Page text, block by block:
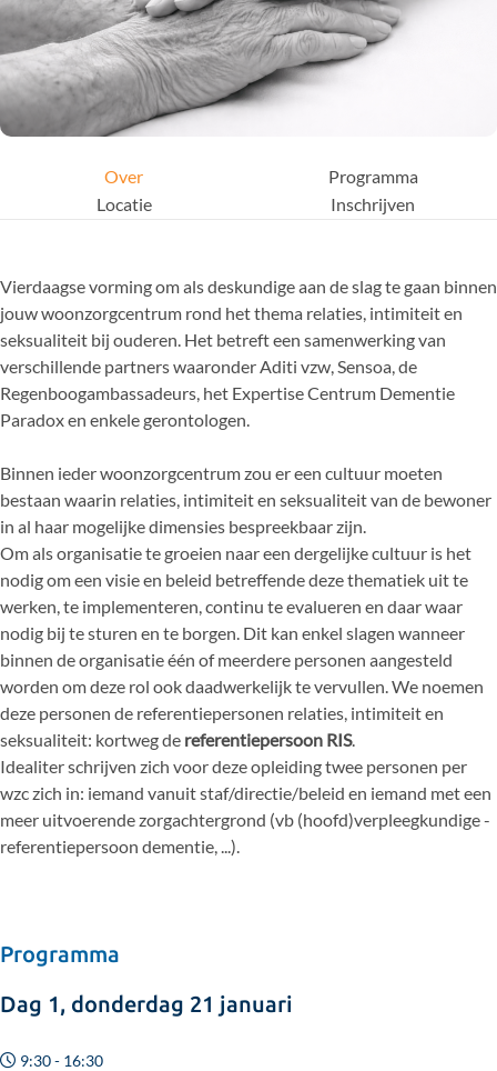
Over
Programma
Locatie
Inschrijven
Vierdaagse vorming om als deskundige aan de slag te gaan binnen
jouw woonzorgcentrum rond het thema relaties, intimiteit en
seksualiteit bij ouderen. Het betreft een samenwerking van
verschillende partners waaronder Aditi vzw, Sensoa, de
Regenboogambassadeurs, het Expertise Centrum Dementie
Paradox en enkele gerontologen.
Binnen ieder woonzorgcentrum zou er een cultuur moeten
bestaan waarin relaties, intimiteit en seksualiteit van de bewoner
in al haar mogelijke dimensies bespreekbaar zijn.
Om als organisatie te groeien naar een dergelijke cultuur is het
nodig om een visie en beleid betreffende deze thematiek uit te
werken, te implementeren, continu te evalueren en daar waar
nodig bij te sturen en te borgen. Dit kan enkel slagen wanneer
binnen de organisatie één of meerdere personen aangesteld
worden om deze rol ook daadwerkelijk te vervullen. We noemen
deze personen de referentiepersonen relaties, intimiteit en
seksualiteit: kortweg de referentiepersoon RIS.
Idealiter schrijven zich voor deze opleiding twee personen per
wzc zich in: iemand vanuit staf/directie/beleid en iemand met een
meer uitvoerende zorgachtergrond (vb (hoofd)verpleegkundige -
referentiepersoon dementie, ...).
Programma
Dag 1, donderdag 21 januari
9:30 - 16:30